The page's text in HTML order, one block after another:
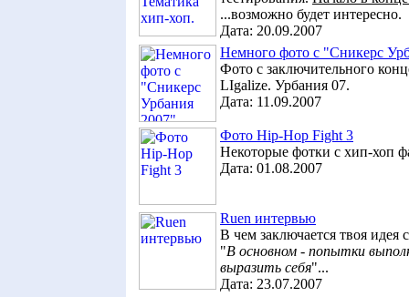
...возможно будет интересно.
Дата: 20.09.2007
Немного фото с "Сникерс
Фото с заключительного
LIgalize. Урбания 07.
Дата: 11.09.2007
Фото Hip-Hop Fight 3
Некоторые фотки с хип-хоп
Дата: 01.08.2007
Ruen интервью
В чем заключается твоя
"В основном - попытки
выразить себя"...
Дата: 23.07.2007